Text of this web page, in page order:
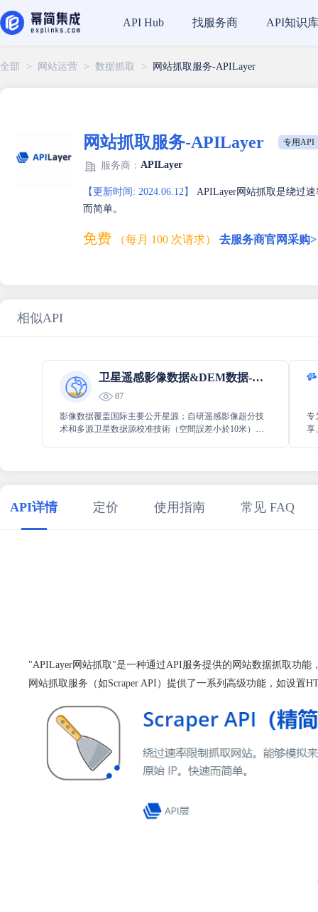
API Hub 找服务商 API知识库
全部 > 网站运营 > 数据抓取 > 网站抓取服务-APILayer
网站抓取服务-APILayer 专用API
服务商： APILayer
【更新时间: 2024.06.12】
APILayer网站抓取是绕过
而简单。
免费 （每月 100 次请求） 去服务商官网采购>
相似API
卫星遥感影像数据&DEM数据-云旗数据
87
影像数据覆盖国际主要公开星源；自研遥感影像超分技
术和多源卫星数据源校准技術（空間誤差小於10米），
专
享
API详情 定价 使用指南 常见 FAQ
"APILayer网站抓取"是一种通过API服务提供的网站数据抓取功
网站抓取服务（如Scraper API）提供了一系列高级功能，如设置